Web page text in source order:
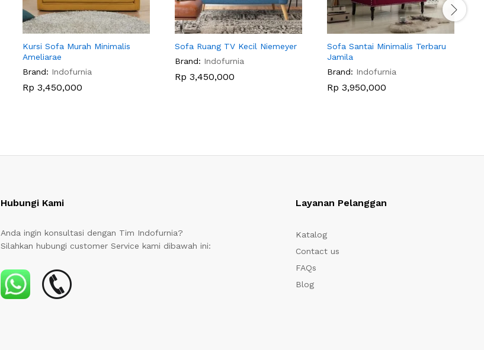
Kursi Sofa Murah Minimalis
Ameliarae
Brand: Indofurnia
Rp 3,450,000
Sofa Ruang TV Kecil Niemeyer
Brand: Indofurnia
Rp 3,450,000
Sofa Santai Minimalis Terbaru
Jamila
Brand: Indofurnia
Rp 3,950,000
Hubungi Kami
Anda ingin konsultasi dengan Tim Indofurnia?
Silahkan hubungi customer Service kami dibawah ini:
Layanan Pelanggan
Katalog
Contact us
FAQs
Blog